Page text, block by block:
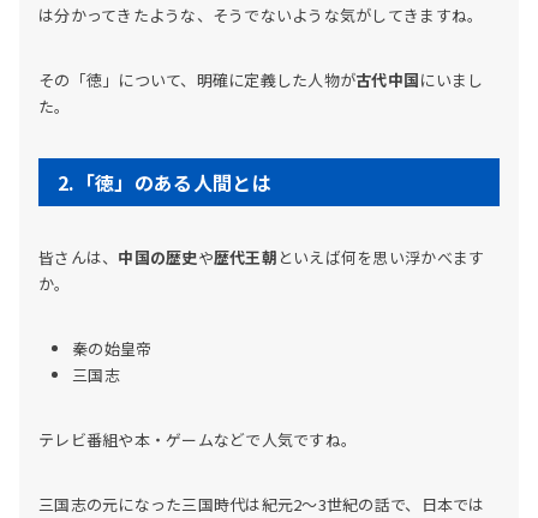
は分かってきたような、そうでないような気がしてきますね。
その「徳」について、明確に定義した人物が古代中国にいまし
た。
2.「徳」のある人間とは
皆さんは、 中国の歴史や歴代王朝 といえば何を思い浮かべます
か。
秦の始皇帝
三国志
テレビ番組や本・ゲームなどで人気ですね。
三国志の元になった三国時代は紀元2～3世紀の話で、日本では